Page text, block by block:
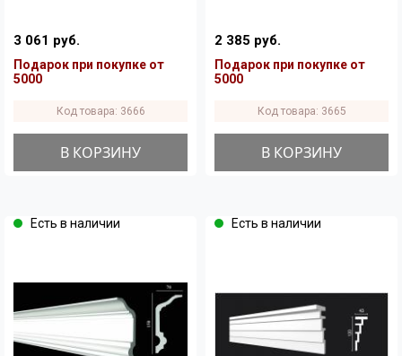
3 061 руб.
Подарок при покупке от
5000
Код товара: 3666
В КОРЗИНУ
2 385 руб.
Подарок при покупке от
5000
Код товара: 3665
В КОРЗИНУ
Есть в наличии Есть в наличии